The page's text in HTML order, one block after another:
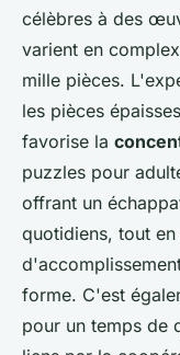
célèbres à des
varient en
mille pièces.
les pièces
favorise la
puzzles pour
offrant un
quotidiens, tout
forme. C'est
pour un temps de